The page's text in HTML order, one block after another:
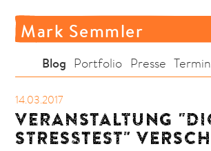
Mark Semmler
Blog Portfolio Presse
14.03.2017
VERANSTALTUNG
STRESSTEST"